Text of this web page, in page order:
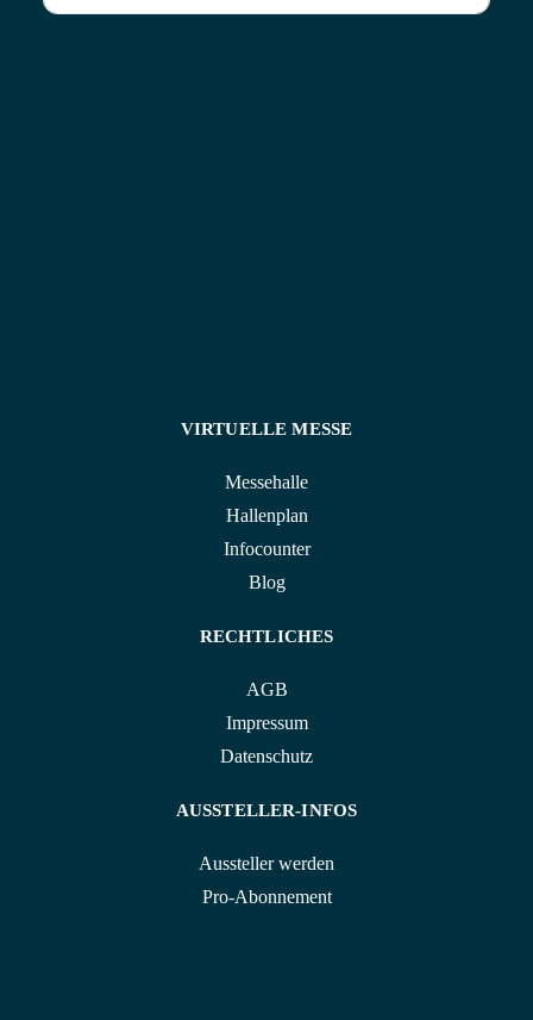
VIRTUELLE MESSE
Messehalle
Hallenplan
Infocounter
Blog
RECHTLICHES
AGB
Impressum
Datenschutz
AUSSTELLER-INFOS
Aussteller werden
Pro-Abonnement